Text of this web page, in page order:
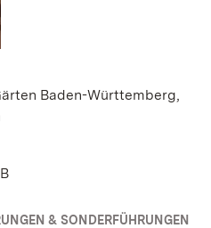
Baden-Württemberg,
& SONDERFÜHRUNGEN